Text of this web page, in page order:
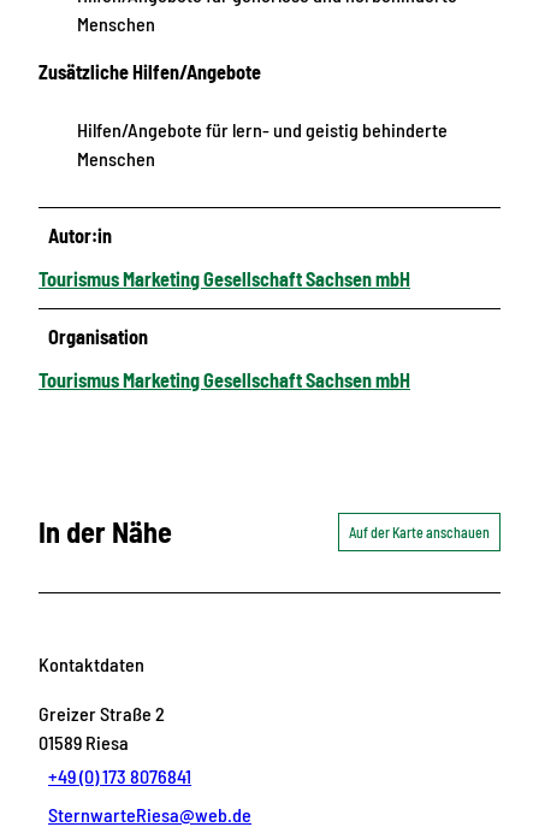
Menschen
Zusätzliche Hilfen/Angebote
Hilfen/Angebote für lern- und geistig behinderte
Menschen
Autor:in
Tourismus Marketing Gesellschaft Sachsen mbH
Organisation
Tourismus Marketing Gesellschaft Sachsen mbH
In der Nähe Auf der Karte anschauen
Kontaktdaten
Greizer Straße 2
01589 Riesa
+49 (0) 173 8076841
SternwarteRiesa@web.de